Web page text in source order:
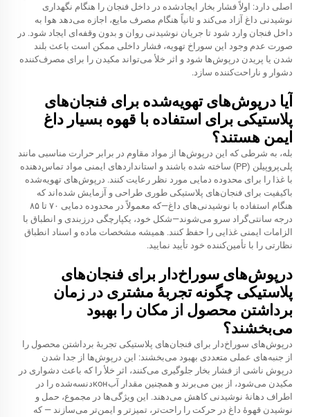
اصلی دارد: اولاً فشار بخار ایجادشده در داخل فنجان را هنگام نگهداری
نوشیدنی داغ آزاد می‌کند و ثانیاً هنگام مصرف مایع، اجازه می‌دهد هوا به
داخل فنجان وارد شود تا جریان نوشیدنی روان و بدون وقفه‌ای ایجاد شود. در
صورت عدم وجود این سوراخ تهویه، فشار داخلی ممکن است باعث بلند
شدن یا پریدن درپوش‌ها شود و اثر خلأ می‌تواند مکیدن را برای مصرف‌کننده
دشوار و ناراحت‌کننده سازد.
آیا درپوش‌های تهویه‌شده برای فنجان‌های
پلاستیکی برای استفاده با قهوه بسیار داغ
ایمن هستند؟
بله، به شرطی که این درپوش‌ها از مواد مقاوم در برابر حرارت مناسبی مانند
پلی‌پروپیلن (PP) ساخته شده باشند و استانداردهای ایمنی مواد تماس‌دهنده
با غذا را برای محدوده دمایی مورد نظر رعایت کنند. درپوش‌های تهویه‌شده
باکیفیت برای فنجان‌های پلاستیکی طوری طراحی و آزمایش شده‌اند که
هنگام استفاده با نوشیدنی‌های داغ—که معمولاً در محدوده دمایی ۷۰ تا ۸۵
درجه سانتی‌گراد سرو می‌شوند—شکل خود، یکپارچگی درزبندی و انطباق با
الزامات ایمنی غذایی را حفظ کنند. همیشه مشخصات ماده و اسناد انطباق
نظارتی را با تأمین‌کننده خود تأیید نمایید.
درپوش‌های سوراخ‌دار برای فنجان‌های
پلاستیکی چگونه تجربهٔ مشتری در زمان
برداشتن محصول از مکان را بهبود
می‌بخشند؟
درپوش‌های سوراخ‌دار برای فنجان‌های پلاستیکی تجربهٔ برداشتن محصول را
از جنبه‌های عملی متعددی بهبود می‌بخشند: این درپوش‌ها از جدا شدن
درپوش ناشی از فشار بخار جلوگیری می‌کنند، اثر خلأ را که باعث دشواری در
مکیدن می‌شود، از بین می‌برند و همچنین مقدار آب‌конدنسه‌شده را در
اطراف دهانهٔ نوشیدنی کاهش می‌دهند. این ویژگی‌ها در مجموع، حمل و
نوشیدن قهوهٔ داغ در حرکت را راحت‌تر، تمیزتر و ایمن‌تر می‌سازند — که